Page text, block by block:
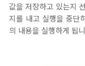
값을 저장하고 있는지
지를 내고 실행을 중단
의 내용을 실행하게 됩